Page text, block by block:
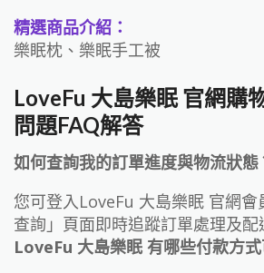
精選商品介紹：
樂眠枕、樂眠手工被
LoveFu 大島樂眠 官網購
問題FAQ解答
如何查詢我的訂單進度與物流狀態
您可登入LoveFu 大島樂眠 官網會
查詢」頁面即時追蹤訂單處理及配
LoveFu 大島樂眠 有哪些付款方式